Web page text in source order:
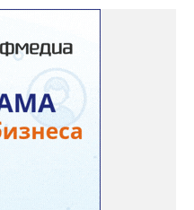
18:00 на той же площади, -
- Репетиции состоятся в
воздухе, то в большом
детей и взрослых в этом
«Златоустовский